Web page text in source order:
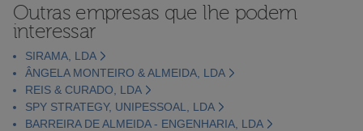
Outras empresas que lhe podem
interessar
SIRAMA, LDA
ÂNGELA MONTEIRO & ALMEIDA, LDA
REIS & CURADO, LDA
SPY STRATEGY, UNIPESSOAL, LDA
BARREIRA DE ALMEIDA - ENGENHARIA, LDA